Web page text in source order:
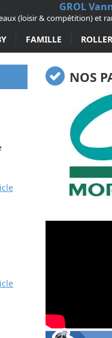
GROL
(loisir & compétition) et
FAMILLE
NOS